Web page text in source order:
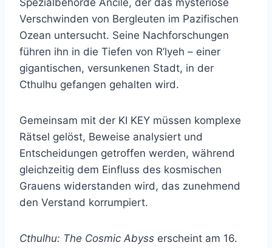
Spezialbehörde Ancile, der das mysteriöse
Verschwinden von Bergleuten im Pazifischen
Ozean untersucht. Seine Nachforschungen
führen ihn in die Tiefen von R’lyeh – einer
gigantischen, versunkenen Stadt, in der
Cthulhu gefangen gehalten wird.
Gemeinsam mit der KI KEY müssen komplexe
Rätsel gelöst, Beweise analysiert und
Entscheidungen getroffen werden, während
gleichzeitig dem Einfluss des kosmischen
Grauens widerstanden wird, das zunehmend
den Verstand korrumpiert.
Cthulhu: The Cosmic Abyss erscheint am 16.